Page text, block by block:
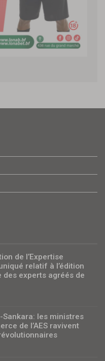
de l’Expertise
relatif à l’édition
des experts agréés de
les ministres
de l’AES ravivent